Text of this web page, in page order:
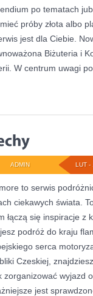
po tematach
próby złota albo
jest dla Ciebie.
Biżuteria i
W centrum uwagi
LUT -
ADMIN
to serwis
ciekawych świata.
łączą się inspiracje z
podróż do kraju
serca
Czeskiej,
zorganizować wyjazd
jest